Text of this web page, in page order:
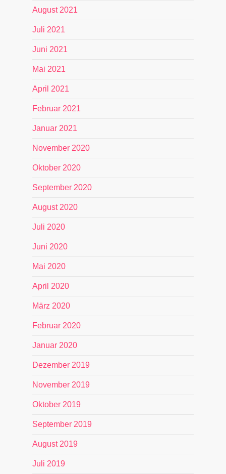
August 2021
Juli 2021
Juni 2021
Mai 2021
April 2021
Februar 2021
Januar 2021
November 2020
Oktober 2020
September 2020
August 2020
Juli 2020
Juni 2020
Mai 2020
April 2020
März 2020
Februar 2020
Januar 2020
Dezember 2019
November 2019
Oktober 2019
September 2019
August 2019
Juli 2019